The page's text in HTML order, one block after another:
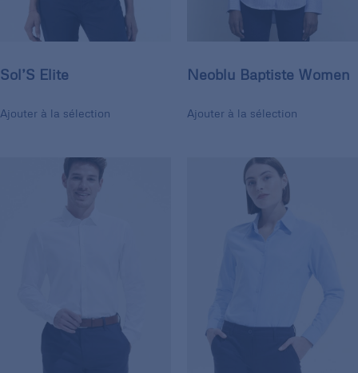
Sol’S Elite
Ajouter à la sélection
Neoblu Baptiste Women
Ajouter à la sélection